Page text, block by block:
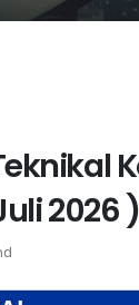
2026 )